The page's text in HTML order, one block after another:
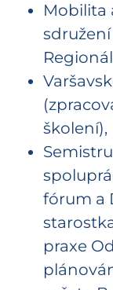
Mobilita
školení),
fórum a
praxe